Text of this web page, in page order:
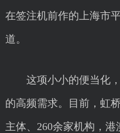
在签注机前作的上海市
道。
这项小小的便当化，
的高频需求。目前，虹
主体、260余家机构，